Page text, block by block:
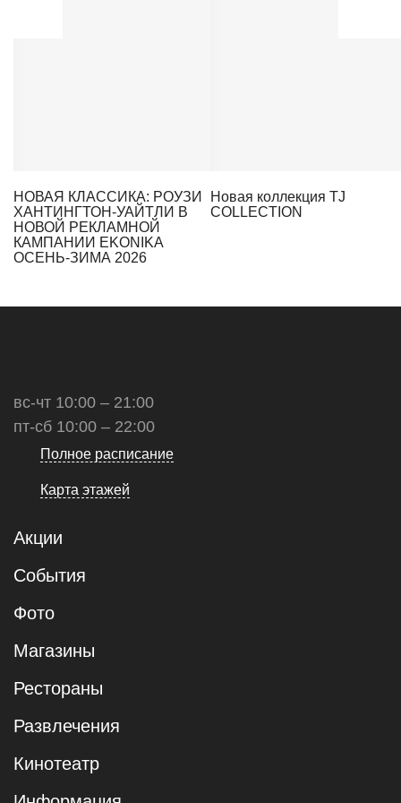
НОВАЯ КЛАССИКА: РОУЗИ
ХАНТИНГТОН-УАЙТЛИ В
НОВОЙ РЕКЛАМНОЙ
КАМПАНИИ EKONIKA
ОСЕНЬ-ЗИМА 2026
Новая коллекция TJ
COLLECTION
вс-чт 10:00 – 21:00
пт-сб 10:00 – 22:00
Полное расписание
Карта этажей
Акции
События
Фото
Магазины
Рестораны
Развлечения
Кинотеатр